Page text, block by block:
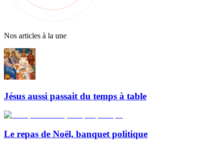
Nos articles à la une
Jésus aussi passait du temps à table
Le repas de Noël, banquet politique